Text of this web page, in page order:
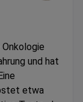
und hat
etwa